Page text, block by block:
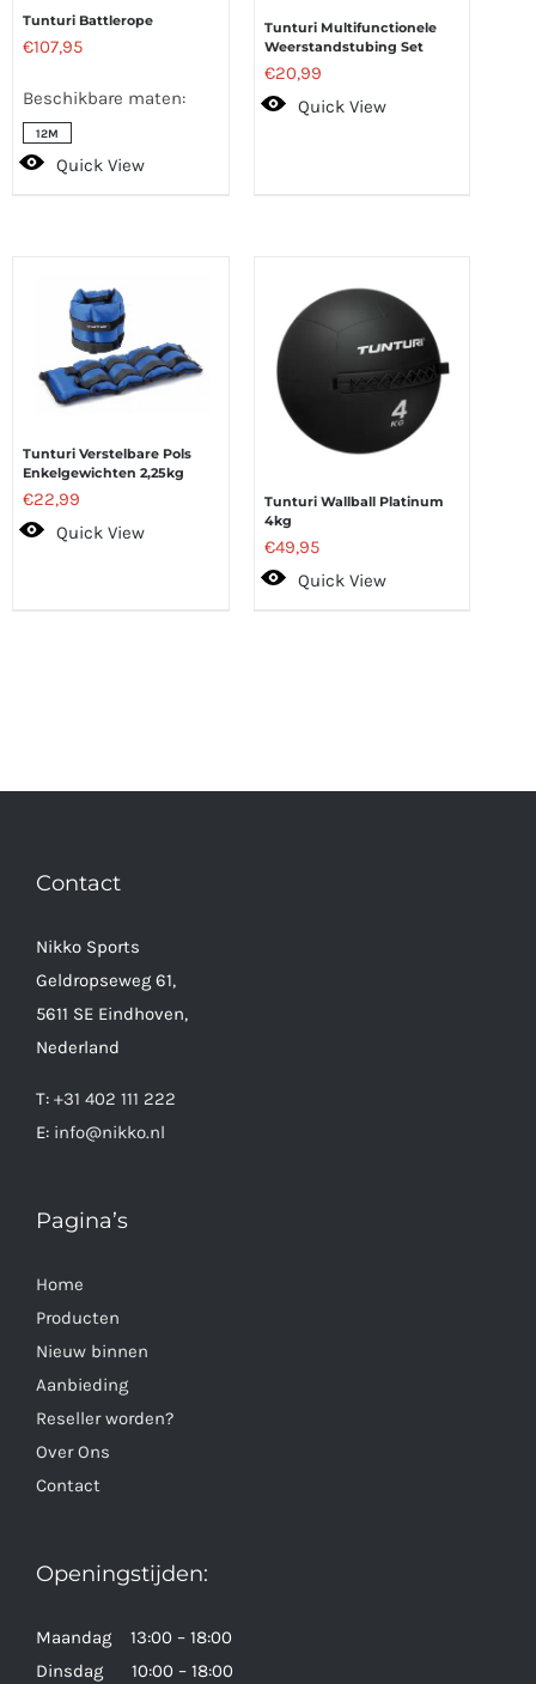
Tunturi Battlerope
€107,95
Beschikbare maten:
12M
Quick View
Tunturi Multifunctionele
Weerstandstubing Set
€20,99
Quick View
Tunturi Verstelbare Pols
Enkelgewichten 2,25kg
€22,99
Quick View
Tunturi Wallball Platinum
4kg
€49,95
Quick View
Contact
Nikko Sports
Geldropseweg 61,
5611 SE Eindhoven,
Nederland
T: +31 402 111 222
E: info@nikko.nl
Pagina’s
Home
Producten
Nieuw binnen
Aanbieding
Reseller worden?
Over Ons
Contact
Openingstijden:
Maandag 13:00 – 18:00
Dinsdag 10:00 – 18:00